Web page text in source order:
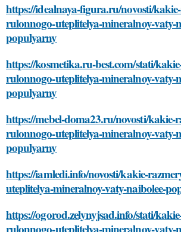
https://idealnaya-figura.ru/novosti/
rulonnogo-uteplitelya-mineralnoy-vaty-
populyarny
https://kosmetika.ru-best.com/stati/
rulonnogo-uteplitelya-mineralnoy-vaty-
populyarny
https://mebel-doma23.ru/novosti/kakie-
rulonnogo-uteplitelya-mineralnoy-vaty-
populyarny
https://iamledi.info/novosti/kakie-
uteplitelya-mineralnoy-vaty-naibolee-
https://ogorod.zelynyjsad.info/stati/
rulonnogo-uteplitelya-mineralnoy-vaty-